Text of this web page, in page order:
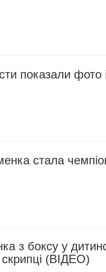
показали фото
стала
з боксу у
скрипці (ВІДЕО)